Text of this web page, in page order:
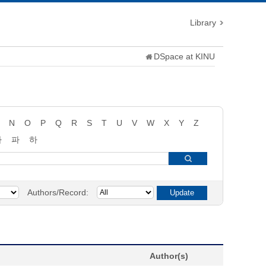
Library
DSpace at KINU
N O P Q R S T U V W X Y
Z
파
하
Authors/Record:
Author(s)